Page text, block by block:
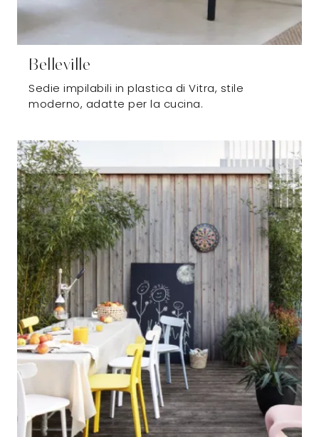
Belleville
Sedie impilabili in plastica di Vitra, stile
moderno, adatte per la cucina.